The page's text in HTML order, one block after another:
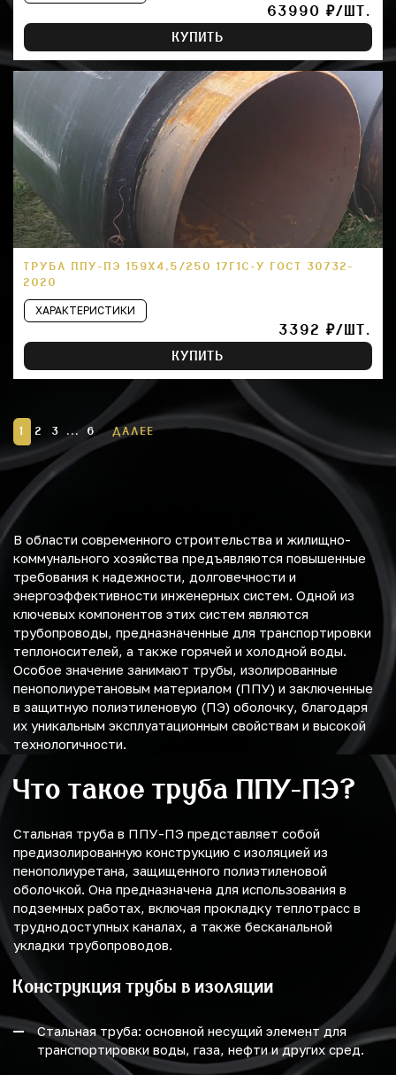
63990 ₽/ШТ.
КУПИТЬ
ТРУБА ППУ-ПЭ 159Х4,5/250 17Г1С-У ГОСТ 30732-
2020
ХАРАКТЕРИСТИКИ
3392 ₽/ШТ.
КУПИТЬ
1 2 3 ... 6 ДАЛЕЕ
В области современного строительства и жилищно-
коммунального хозяйства предъявляются повышенные
требования к надежности, долговечности и
энергоэффективности инженерных систем. Одной из
ключевых компонентов этих систем являются
трубопроводы, предназначенные для транспортировки
теплоносителей, а также горячей и холодной воды.
Особое значение занимают трубы, изолированные
пенополиуретановым материалом (ППУ) и заключенные
в защитную полиэтиленовую (ПЭ) оболочку, благодаря
их уникальным эксплуатационным свойствам и высокой
технологичности.
Что такое труба ППУ-ПЭ?
Стальная труба в ППУ-ПЭ представляет собой
предизолированную конструкцию с изоляцией из
пенополиуретана, защищенного полиэтиленовой
оболочкой. Она предназначена для использования в
подземных работах, включая прокладку теплотрасс в
труднодоступных каналах, а также бесканальной
укладки трубопроводов.
Конструкция трубы в изоляции
Стальная труба: основной несущий элемент для
транспортировки воды, газа, нефти и других сред.